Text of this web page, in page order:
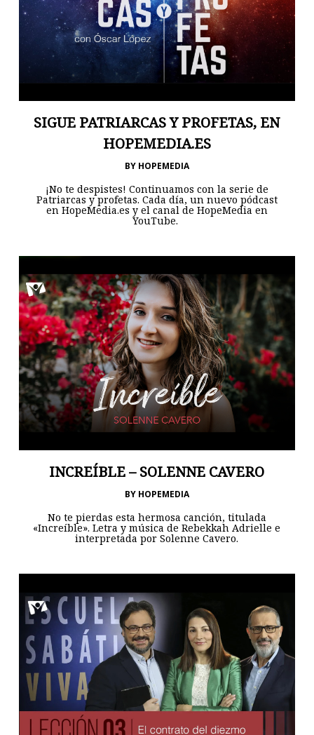
SIGUE PATRIARCAS Y PROFETAS, EN
HOPEMEDIA.ES
BY HOPEMEDIA
¡No te despistes! Continuamos con la serie de
Patriarcas y profetas. Cada día, un nuevo pódcast
en HopeMedia.es y el canal de HopeMedia en
YouTube.
INCREÍBLE – SOLENNE CAVERO
BY HOPEMEDIA
No te pierdas esta hermosa canción, titulada
«Increíble». Letra y música de Rebekkah Adrielle e
interpretada por Solenne Cavero.